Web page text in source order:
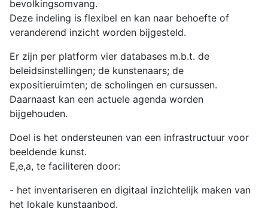
bevolkingsomvang.
Deze indeling is flexibel en kan naar behoefte of
veranderend inzicht worden bijgesteld.
Er zijn per platform vier databases m.b.t. de
beleidsinstellingen; de kunstenaars; de
expositieruimten; de scholingen en cursussen.
Daarnaast kan een actuele agenda worden
bijgehouden.
Doel is het ondersteunen van een infrastructuur voor
beeldende kunst.
E,e,a, te faciliteren door:
- het inventariseren en digitaal inzichtelijk maken van
het lokale kunstaanbod.